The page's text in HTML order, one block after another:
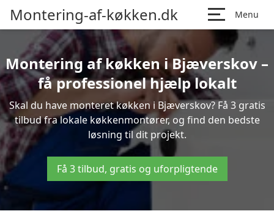
Montering-af-køkken.dk Menu
Montering af køkken i Bjæverskov –
få professionel hjælp lokalt
Skal du have monteret køkken i Bjæverskov? Få 3 gratis
tilbud fra lokale køkkenmontører, og find den bedste
løsning til dit projekt.
Få 3 tilbud, gratis og uforpligtende